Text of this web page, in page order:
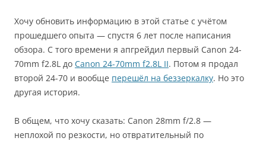
Хочу обновить информацию в этой статье с учётом
прошедшего опыта — спустя 6 лет после написания
обзора. С того времени я апгрейдил первый Canon 24-
70mm f2.8L до Canon 24-70mm f2.8L II. Потом я продал
второй 24-70 и вообще перешёл на беззеркалку. Но это
другая история.
В общем, что хочу сказать: Canon 28mm f/2.8 —
неплохой по резкости, но отвратительный по